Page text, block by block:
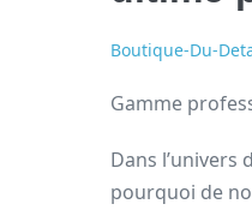
Boutique-Du-
Gamme
Dans
pourquoi de